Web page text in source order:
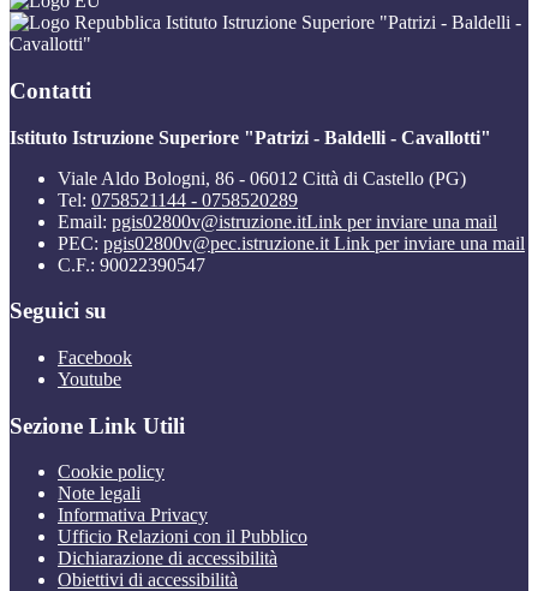
Istituto Istruzione Superiore "Patrizi - Baldelli -
Cavallotti"
Contatti
Istituto Istruzione Superiore "Patrizi - Baldelli - Cavallotti"
Viale Aldo Bologni, 86 - 06012 Città di Castello (PG)
Tel: 0758521144 - 0758520289
Email: pgis02800v@istruzione.itLink per inviare una mail
PEC: pgis02800v@pec.istruzione.it Link per inviare una mail
C.F.: 90022390547
Seguici su
Facebook
Youtube
Sezione Link Utili
Cookie policy
Note legali
Informativa Privacy
Ufficio Relazioni con il Pubblico
Dichiarazione di accessibilità
Obiettivi di accessibilità